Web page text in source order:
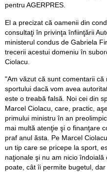
pentru AGERPRES.
El a precizat că oamenii din
consultaţi în privinţa înfiinţării
ministerul condus de Gabriela
trecerii acestui domeniu în
Ciolacu.
"Am văzut că sunt comentarii
sportului dacă vom avea
este o treabă falsă. Noi cei din
Marcel Ciolacu, care, practic,
primului ministru în an
mai multă atenţie şi o finanţare
praf anul ăsta. Pe Marcel
un tip care se pricepe la sport,
naţionale şi nu am nicio
poate, cât îi permite bugetul,